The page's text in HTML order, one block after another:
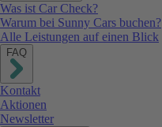
Was ist Car Check?
Warum bei Sunny Cars buchen?
Alle Leistungen auf einen Blick
FAQ
Kontakt
Aktionen
Newsletter